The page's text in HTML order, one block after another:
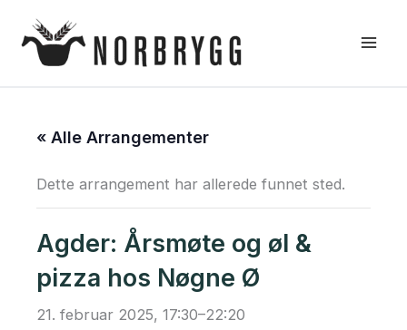
rett
« Alle Arrangementer
Dette arrangement har allerede funnet sted.
Agder: Årsmøte og øl &
pizza hos Nøgne Ø
21. februar 2025, 17:30–22:20